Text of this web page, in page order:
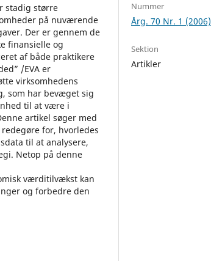
stadig større
på nuværende
Der er gennem de
finansielle og
af både praktikere
/EVA er
virksomhedens
som har bevæget sig
til at være i
artikel søger med
for, hvorledes
til at analysere,
Netop på denne
værditilvækst kan
og forbedre den
Nummer
Årg. 70 Nr. 1 (2006)
Sektion
Artikler